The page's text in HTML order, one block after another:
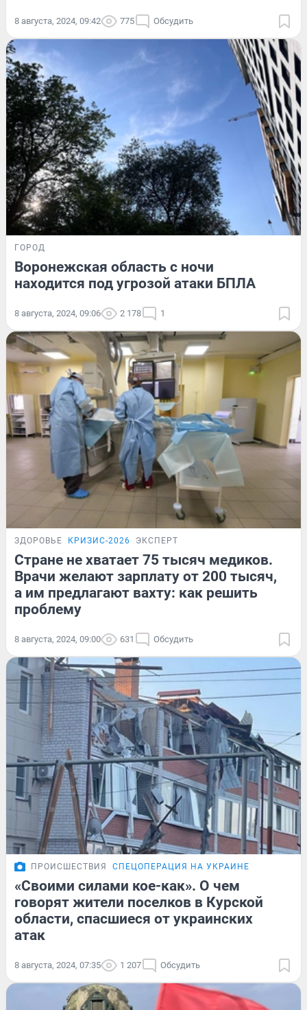
8 августа, 2024, 09:42 775 Обсудить
ГОРОД
Воронежская область с ночи
находится под угрозой атаки БПЛА
8 августа, 2024, 09:06 2 178 1
ЗДОРОВЬЕ КРИЗИС-2026 ЭКСПЕРТ
Стране не хватает 75 тысяч медиков.
Врачи желают зарплату от 200 тысяч,
а им предлагают вахту: как решить
проблему
8 августа, 2024, 09:00 631 Обсудить
ПРОИСШЕСТВИЯ СПЕЦОПЕРАЦИЯ НА УКРАИНЕ
«Своими силами кое-как». О чем
говорят жители поселков в Курской
области, спасшиеся от украинских
атак
8 августа, 2024, 07:35 1 207 Обсудить